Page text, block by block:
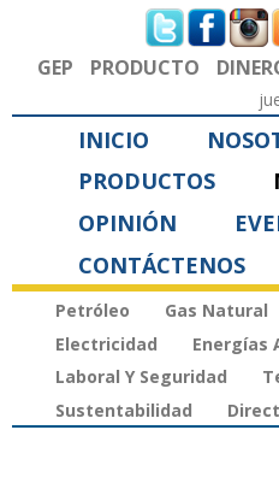
Formulario de
GEP PRODUCTO
INICIO
PRODUCTOS
OPINIÓN
CONTÁCTENOS
Petróleo Gas Natural
Electricidad
Energías
Laboral Y Seguridad
Sustentabilidad